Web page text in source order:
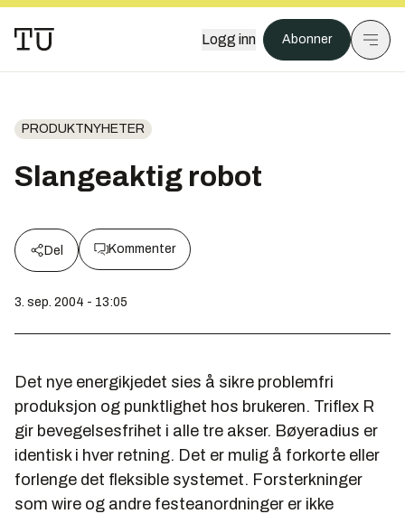
Logg inn Abonner
PRODUKTNYHETER
Slangeaktig robot
Del Kommenter
3. sep. 2004 - 13:05
Det nye energikjedet sies å sikre problemfri
produksjon og punktlighet hos brukeren. Triflex R
gir bevegelsesfrihet i alle tre akser. Bøyeradius er
identisk i hver retning. Det er mulig å forkorte eller
forlenge det fleksible systemet. Forsterkninger
som wire og andre festeanordninger er ikke